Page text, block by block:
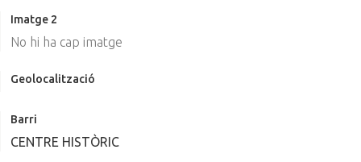
Imatge 2
No hi ha cap imatge
Geolocalització
Barri
CENTRE HISTÒRIC